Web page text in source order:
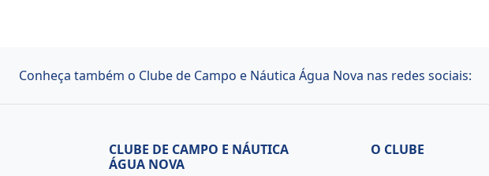
Conheça também o Clube de Campo e Náutica Água Nova nas redes sociais:
CLUBE DE CAMPO E NÁUTICA
ÁGUA NOVA
O CLUBE